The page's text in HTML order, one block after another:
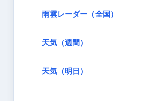
雨雲レーダー（全国）
天気（週間）
天気（明日）